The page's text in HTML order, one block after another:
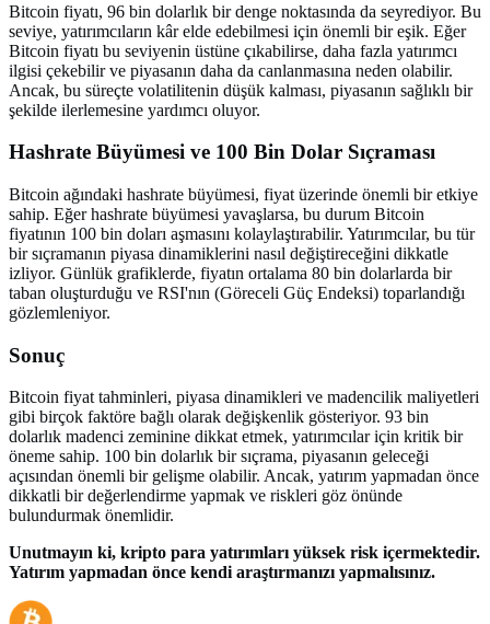
Bitcoin fiyatı, 96 bin dolarlık bir denge noktasında da seyrediyor. Bu
seviye, yatırımcıların kâr elde edebilmesi için önemli bir eşik. Eğer
Bitcoin fiyatı bu seviyenin üstüne çıkabilirse, daha fazla yatırımcı
ilgisi çekebilir ve piyasanın daha da canlanmasına neden olabilir.
Ancak, bu süreçte volatilitenin düşük kalması, piyasanın sağlıklı bir
şekilde ilerlemesine yardımcı oluyor.
Hashrate Büyümesi ve 100 Bin Dolar Sıçraması
Bitcoin ağındaki hashrate büyümesi, fiyat üzerinde önemli bir etkiye
sahip. Eğer hashrate büyümesi yavaşlarsa, bu durum Bitcoin
fiyatının 100 bin doları aşmasını kolaylaştırabilir. Yatırımcılar, bu tür
bir sıçramanın piyasa dinamiklerini nasıl değiştireceğini dikkatle
izliyor. Günlük grafiklerde, fiyatın ortalama 80 bin dolarlarda bir
taban oluşturduğu ve RSI'nın (Göreceli Güç Endeksi) toparlandığı
gözlemleniyor.
Sonuç
Bitcoin fiyat tahminleri, piyasa dinamikleri ve madencilik maliyetleri
gibi birçok faktöre bağlı olarak değişkenlik gösteriyor. 93 bin
dolarlık madenci zeminine dikkat etmek, yatırımcılar için kritik bir
öneme sahip. 100 bin dolarlık bir sıçrama, piyasanın geleceği
açısından önemli bir gelişme olabilir. Ancak, yatırım yapmadan önce
dikkatli bir değerlendirme yapmak ve riskleri göz önünde
bulundurmak önemlidir.
Unutmayın ki, kripto para yatırımları yüksek risk içermektedir.
Yatırım yapmadan önce kendi araştırmanızı yapmalısınız.